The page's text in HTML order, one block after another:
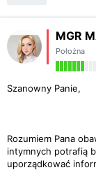
MGR
Położna
Szanowny Panie,
Rozumiem Pana
intymnych potrafią
uporządkować